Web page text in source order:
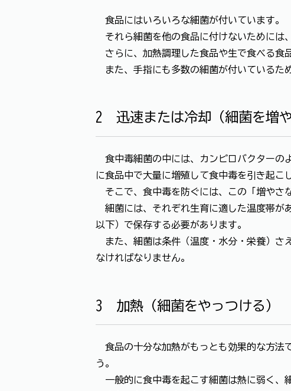
食品にはいろいろな細菌が付いています。
それら細菌を他の食品に付けないためには
さらに、加熱調理した食品や生で食べる食
また、手指にも多数の細菌が付いているた
2 迅速または冷却（細菌を増や
食中毒細菌の中には、カンピロバクターの
に食品中で大量に増殖して食中毒を引き起こ
そこで、食中毒を防ぐには、この「増やさ
細菌には、それぞれ生育に適した温度帯が
以下）で保存する必要があります。
また、細菌は条件（温度・水分・栄養）さ
なければなりません。
3 加熱（細菌をやっつける）
食品の十分な加熱がもっとも効果的な方法
う。
一般的に食中毒を起こす細菌は熱に弱く、